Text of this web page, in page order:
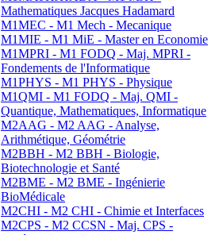
Mathematiques Jacques Hadamard
M1MEC - M1 Mech - Mecanique
M1MIE - M1 MiE - Master en Economie
M1MPRI - M1 FODQ - Maj. MPRI -
Fondements de l'Informatique
M1PHYS - M1 PHYS - Physique
M1QMI - M1 FODQ - Maj. QMI -
Quantique, Mathematiques, Informatique
M2AAG - M2 AAG - Analyse,
Arithmétique, Géométrie
M2BBH - M2 BBH - Biologie,
Biotechnologie et Santé
M2BME - M2 BME - Ingénierie
BioMédicale
M2CHI - M2 CHI - Chimie et Interfaces
M2CPS - M2 CCSN - Maj. CPS -